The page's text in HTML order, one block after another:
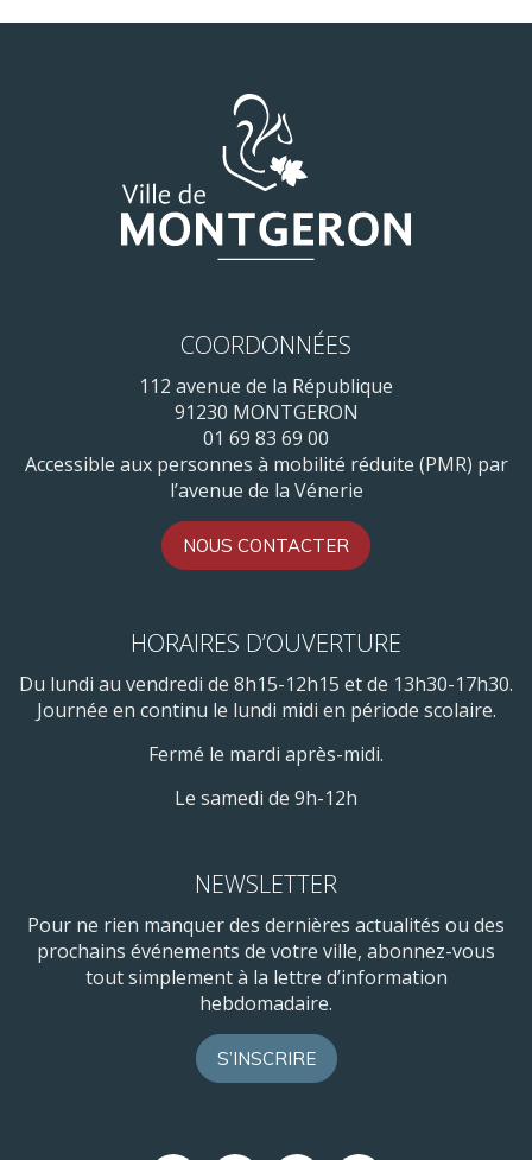
COORDONNÉES
112 avenue de la République
91230 MONTGERON
01 69 83 69 00
Accessible aux personnes à mobilité réduite (PMR) par
l’avenue de la Vénerie
NOUS CONTACTER
HORAIRES D’OUVERTURE
Du lundi au vendredi de 8h15-12h15 et de 13h30-17h30.
Journée en continu le lundi midi en période scolaire.
Fermé le mardi après-midi.
Le samedi de 9h-12h
NEWSLETTER
Pour ne rien manquer des dernières actualités ou des
prochains événements de votre ville, abonnez-vous
tout simplement à la lettre d’information
hebdomadaire.
S’INSCRIRE